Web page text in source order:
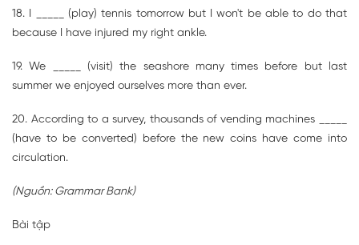
18. I _____ (play) tennis tomorrow but I won't be able to do that
because I have injured my right ankle.
19. We _____ (visit) the seashore many times before but last
summer we enjoyed ourselves more than ever.
20. According to a survey, thousands of vending machines _____
(have to be converted) before the new coins have come into
circulation.
(Nguồn: Grammar Bank)
Bài tập